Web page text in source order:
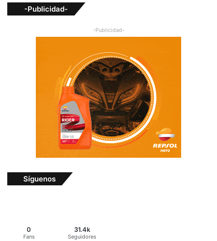
-Publicidad-
-Publicidad-
Síguenos
0
Fans
31.4k
Seguidores